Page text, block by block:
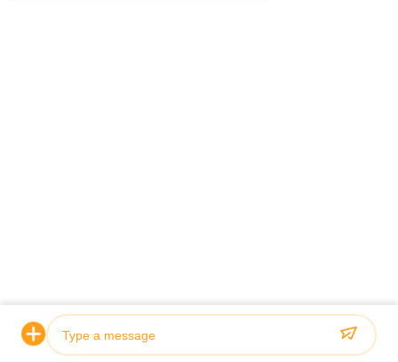
Politica sulla privacyCina Buona qualità Pesatrice multiteste Fornitore.
2020-2026 GUANGDONG TOUPACK INTELLIGENT EQUIPMENT CO., LTD